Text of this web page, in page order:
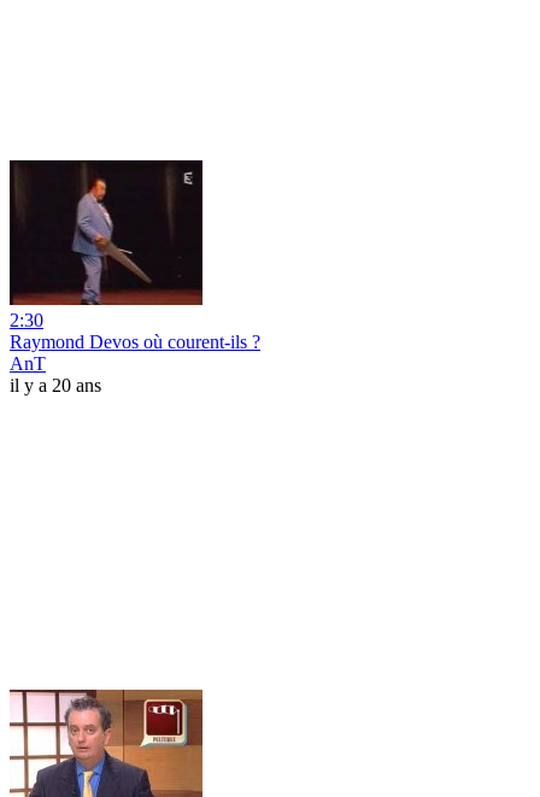
2:30
Raymond Devos où courent-ils ?
AnT
il y a 20 ans